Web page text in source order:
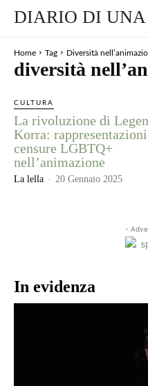
DIARIO DI
Home Tag Diversità
diversità
CULTURA
La rivoluzione di
Korra:
censure LGBTQ+
nell’animazione
La lella - 20 Gennaio 2025
-
In evidenza